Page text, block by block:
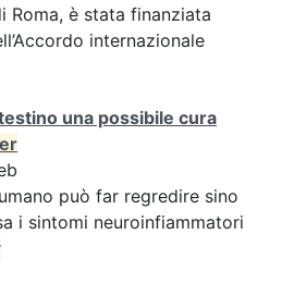
Roma, è stata finanziata
internazionale
una possibile cura
può far regredire sino
i sintomi neuroinfiammatori